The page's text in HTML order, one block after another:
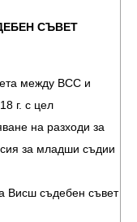
СЪВЕТ
между ВСС и
г. с цел
на разходи за
за младши съдии
Висш съдебен съвет